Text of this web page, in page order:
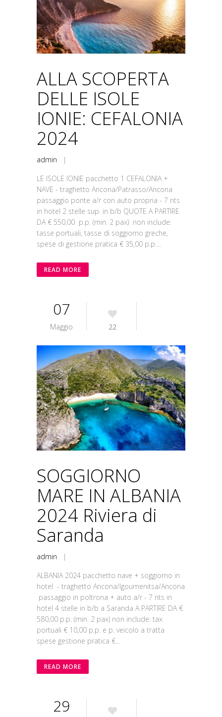
ALLA SCOPERTA
DELLE ISOLE
IONIE: CEFALONIA
2024
admin |
LE ISOLE IONIE pacchetto 1 CEFALONIA +
NAVE - traghetto Ancona/Patrasso/Ancona
passaggio ponte a/r con auto propria - 7 nts
in hotel 2 stelle sup. in b/b QUOTE A PARTIRE
DA € 550,00 p.p. (min. 2 pax) non include:
tasse portuali, tasse di soggiorno greche,
spese di gestione pratica € 35,00 p.p....
READ MORE
07
Maggio 22
SOGGIORNO
MARE IN ALBANIA
2024 Riviera di
Saranda
admin |
ALBANIA 2024 pacchetto nave + soggiorno in
hotel - traghetto Ancona/Igoumenitsa/Ancona
passaggio in poltrona + auto a/r - 7 nts in
hotel 4 stelle in b/b a Saranda A PARTIRE DA €
580,00 p.p. (min. 2 pax) non include: tax
portuali € 10,00 p.p. e p. veicolo a tratta
spese gestione pratica €...
READ MORE
29